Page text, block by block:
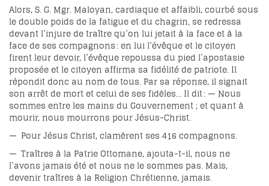
Alors, S. G. Mgr. Maloyan, cardiaque et affaibli, courbé sous
le double poids de la fatigue et du chagrin, se redressa
devant l’injure de traître qu’on lui jetait à la face et à la
face de ses compagnons : en lui l’évêque et le citoyen
firent leur devoir, l’évêque repoussa du pied l’apostasie
proposée et le citoyen affirma sa fidélité de patriote. Il
répondit donc au nom de tous. Par sa réponse, il signait
son arrêt de mort et celui de ses fidèles… Il dit : — Nous
sommes entre les mains du Gouvernement ; et quant à
mourir, nous mourrons pour Jésus-Christ.
— Pour Jésus Christ, clamèrent ses 416 compagnons.
— Traîtres à la Patrie Ottomane, ajouta-t-il, nous ne
l’avons jamais été et nous ne le sommes pas. Mais,
devenir traîtres à la Religion Chrétienne, jamais.